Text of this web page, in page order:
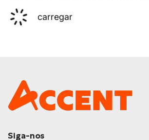
carregar
Siga-nos